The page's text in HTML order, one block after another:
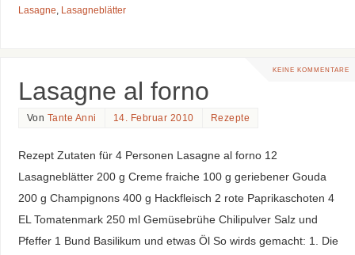
Lasagne, Lasagneblätter
KEINE KOMMENTARE
Lasagne al forno
Von Tante Anni 14. Februar 2010 Rezepte
Rezept Zutaten für 4 Personen Lasagne al forno 12
Lasagneblätter 200 g Creme fraiche 100 g geriebener Gouda
200 g Champignons 400 g Hackfleisch 2 rote Paprikaschoten 4
EL Tomatenmark 250 ml Gemüsebrühe Chilipulver Salz und
Pfeffer 1 Bund Basilikum und etwas Öl So wirds gemacht: 1. Die